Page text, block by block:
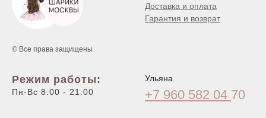
© Все права защищены
Доставка и оплата
Гарантия и возврат
Режим работы:
Пн-Вс 8:00 - 21:00
Ульяна
+7 960 582 04 70